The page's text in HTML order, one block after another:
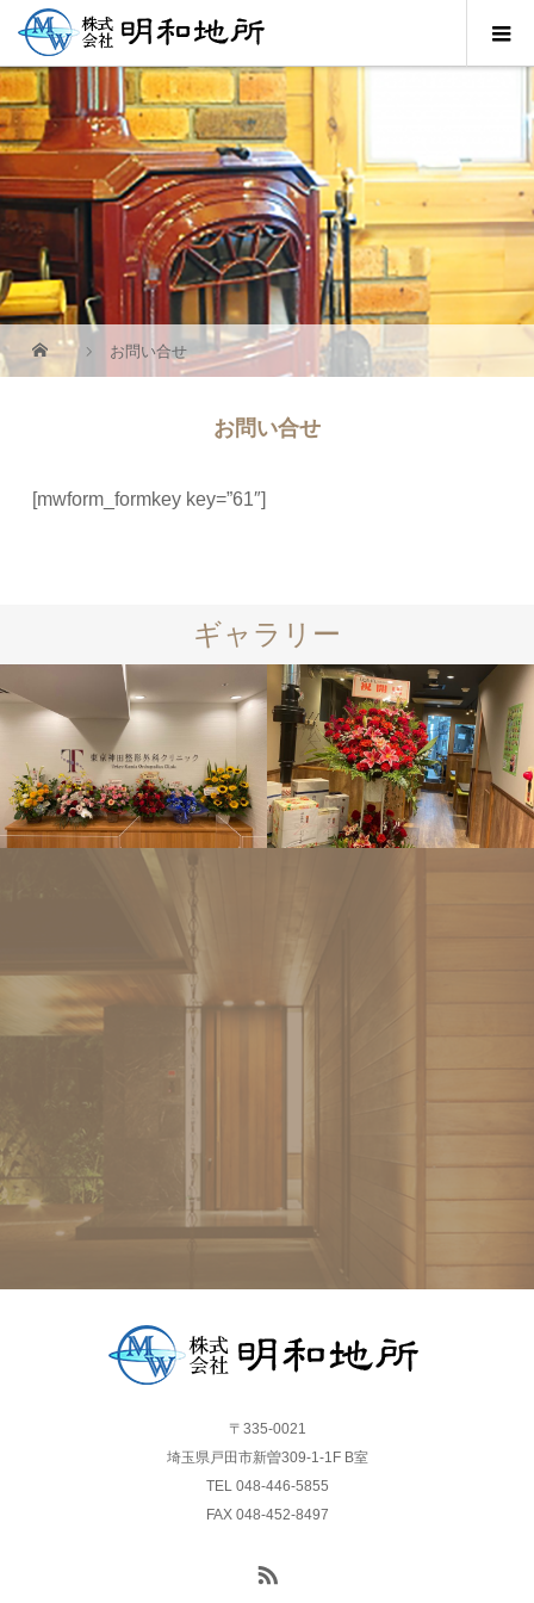
お問い合せ
お問い合せ
[mwform_formkey key=”61″]
ギャラリー
店舗リフォ
店舗リフォ
ーム
〒335-0021
埼玉県戸田市新曽309-1-1F B室
TEL 048-446-5855
FAX 048-452-8497